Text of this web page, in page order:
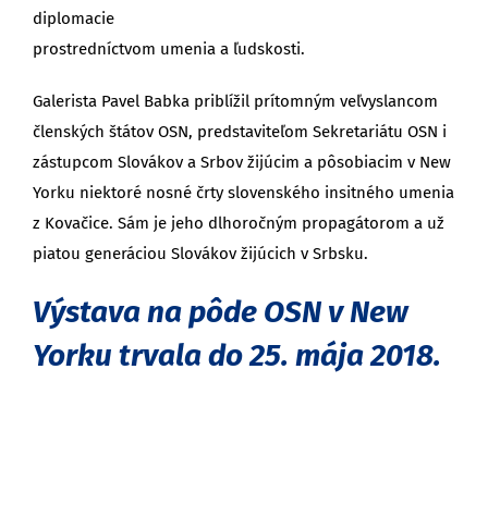
diplomacie
prostredníctvom umenia a ľudskosti.
Galerista Pavel Babka priblížil prítomným veľvyslancom
členských štátov OSN, predstaviteľom Sekretariátu OSN i
zástupcom Slovákov a Srbov žijúcim a pôsobiacim v New
Yorku niektoré nosné črty slovenského insitného umenia
z Kovačice. Sám je jeho dlhoročným propagátorom a už
piatou generáciou Slovákov žijúcich v Srbsku.
Výstava na pôde OSN v New
Yorku trvala do 25. mája 2018.